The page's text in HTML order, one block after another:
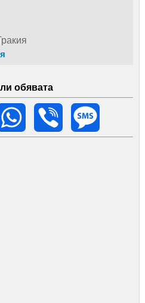
обявата
WhatsApp Viber